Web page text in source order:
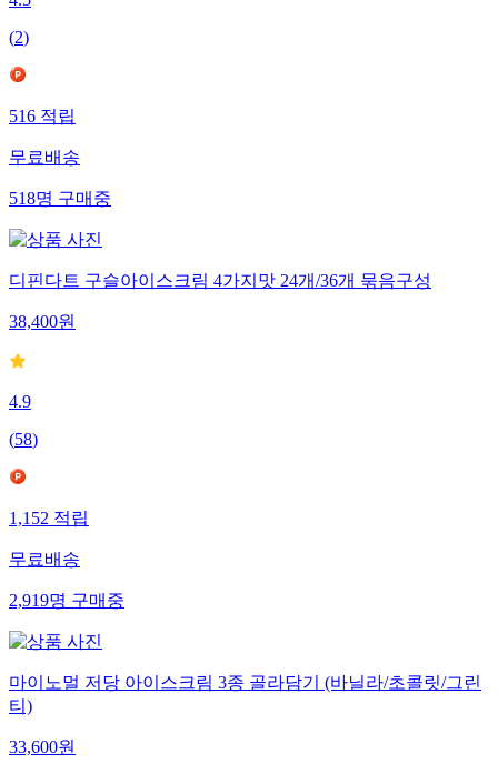
4.5
(2)
516적립
무료배송
518명구매중
디핀다트 구슬아이스크림 4가지맛 24개/36개 묶음구성
38,400원
4.9
(58)
1,152적립
무료배송
2,919명구매중
마이노멀 저당 아이스크림 3종 골라담기 (바닐라/초콜릿/그린
티)
33,600원